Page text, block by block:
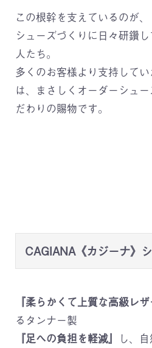
この根幹を支えているのが、
シューズづくりに日々研鑽
人たち。
多くのお客様より支持して
は、まさしくオーダーシュ
だわりの賜物です。
CAGIANA《カジーナ》
『柔らかくて上質な高級レザ
るタンナー製
『足への負担を軽減』
し、